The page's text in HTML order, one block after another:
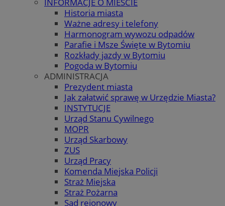
Historia miasta
Ważne adresy i telefony
Harmonogram wywozu odpadów
Parafie i Msze Święte w Bytomiu
Rozkłady jazdy w Bytomiu
Pogoda w Bytomiu
ADMINISTRACJA
Prezydent miasta
Jak załatwić sprawę w Urzędzie Miasta?
INSTYTUCJE
Urząd Stanu Cywilnego
MOPR
Urząd Skarbowy
ZUS
Urząd Pracy
Komenda Miejska Policji
Straż Miejska
Straż Pożarna
Sąd rejonowy